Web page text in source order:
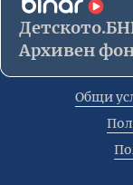
Архивен
Общи